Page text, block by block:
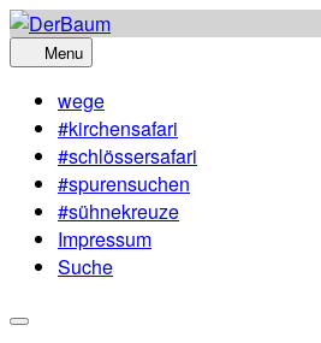
Skip
to
Menu
wege
#kirchensafari
#schlössersafari
#spurensuchen
#sühnekreuze
Impressum
Suche